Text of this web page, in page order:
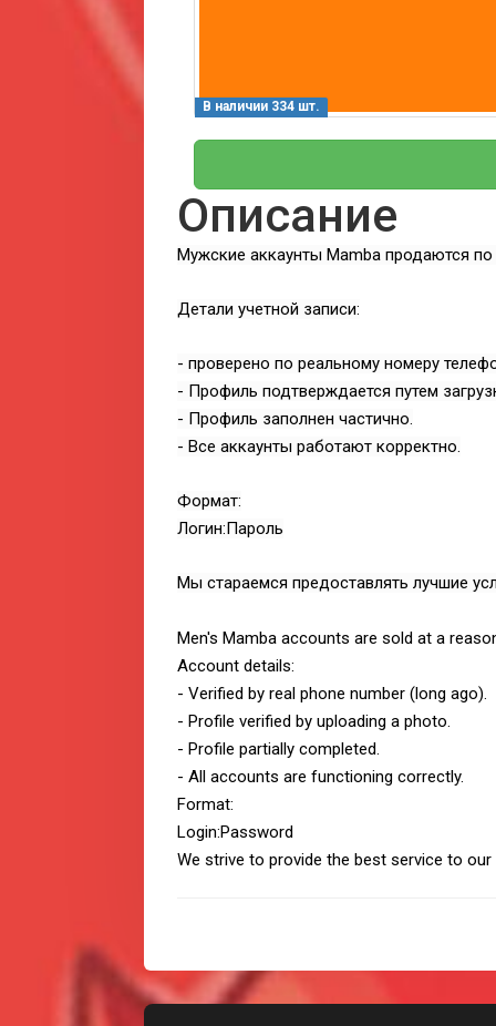
В наличии 334 шт.
Описание
Мужские аккаунты Mamba продаются
Детали учетной записи:
- проверено по реальному номеру
- Профиль подтверждается путем
- Профиль заполнен частично.
- Все аккаунты работают корректно.
Формат:
Логин:Пароль
Мы стараемся предоставлять лучшие
Men's Mamba accounts are sold at a
Account details:
- Verified by real phone number (long ago).
- Profile verified by uploading a photo.
- Profile partially completed.
- All accounts are functioning correctly.
Format:
Login:Password
We strive to provide the best service to